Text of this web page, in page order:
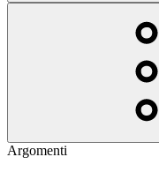
Argomenti